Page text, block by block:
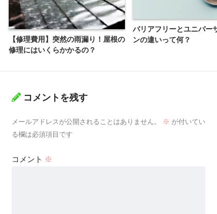
【修理費用】突然の雨漏り！屋根の
修理にはいくらかかるの？
バリアフリーとユニバー
ンの違いって何？
コメントを残す
メールアドレスが公開されることはありません。 ※ が付いてい
る欄は必須項目です
コメント ※